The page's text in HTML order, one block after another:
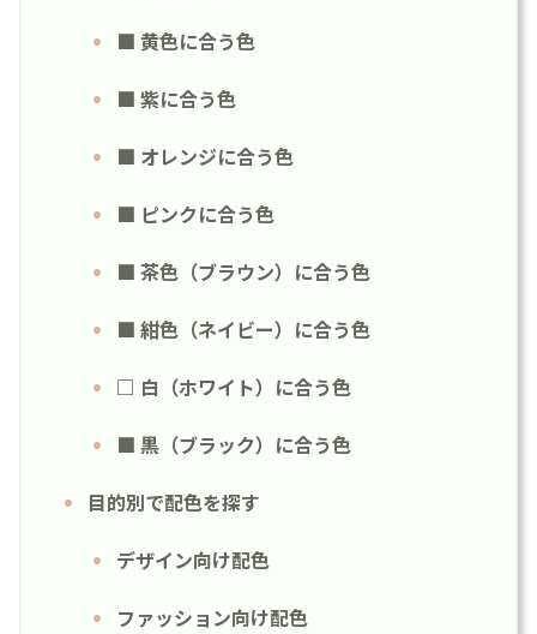
■ 黄色に合う色
■ 紫に合う色
■ オレンジに合う色
■ ピンクに合う色
■ 茶色（ブラウン）に合う色
■ 紺色（ネイビー）に合う色
□ 白（ホワイト）に合う色
■ 黒（ブラック）に合う色
目的別で配色を探す
デザイン向け配色
ファッション向け配色